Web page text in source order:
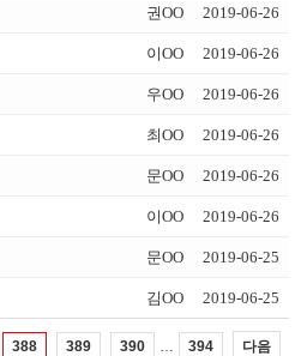
권OO 2019-06-26
이OO 2019-06-26
우OO 2019-06-26
최OO 2019-06-26
문OO 2019-06-26
이OO 2019-06-26
문OO 2019-06-25
김OO 2019-06-25
388 389 390 394 다음